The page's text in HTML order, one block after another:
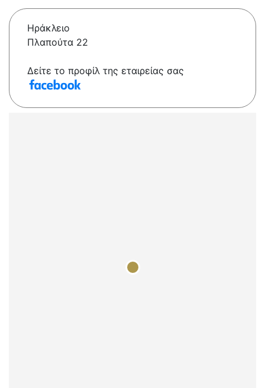
Ηράκλειο
Πλαπούτα 22
Δείτε το προφίλ της εταιρείας σας